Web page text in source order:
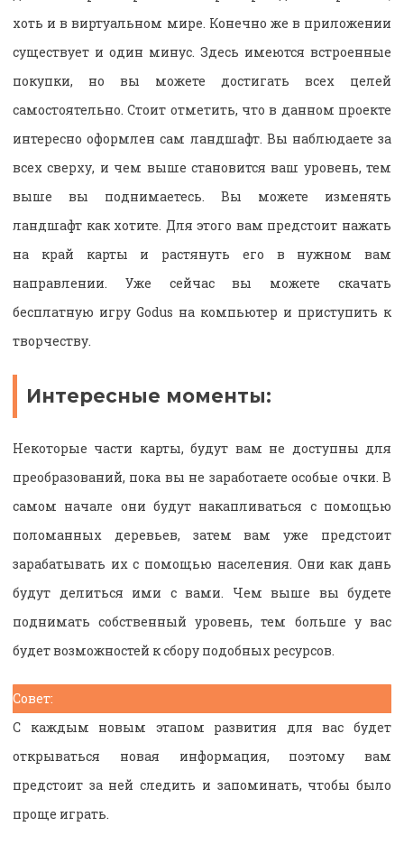
хоть и в виртуальном мире. Конечно же в приложении
существует и один минус. Здесь имеются встроенные
покупки, но вы можете достигать всех целей
самостоятельно. Стоит отметить, что в данном проекте
интересно оформлен сам ландшафт. Вы наблюдаете за
всех сверху, и чем выше становится ваш уровень, тем
выше вы поднимаетесь. Вы можете изменять
ландшафт как хотите. Для этого вам предстоит нажать
на край карты и растянуть его в нужном вам
направлении. Уже сейчас вы можете скачать
бесплатную игру Godus на компьютер и приступить к
творчеству.
Интересные моменты:
Некоторые части карты, будут вам не доступны для
преобразований, пока вы не заработаете особые очки. В
самом начале они будут накапливаться с помощью
поломанных деревьев, затем вам уже предстоит
зарабатывать их с помощью населения. Они как дань
будут делиться ими с вами. Чем выше вы будете
поднимать собственный уровень, тем больше у вас
будет возможностей к сбору подобных ресурсов.
Совет:
С каждым новым этапом развития для вас будет
открываться новая информация, поэтому вам
предстоит за ней следить и запоминать, чтобы было
проще играть.